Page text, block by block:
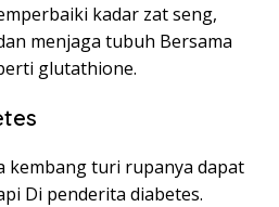
kadar zat seng,
menjaga tubuh Bersama
glutathione.
kembang turi rupanya dapat
Di penderita diabetes.